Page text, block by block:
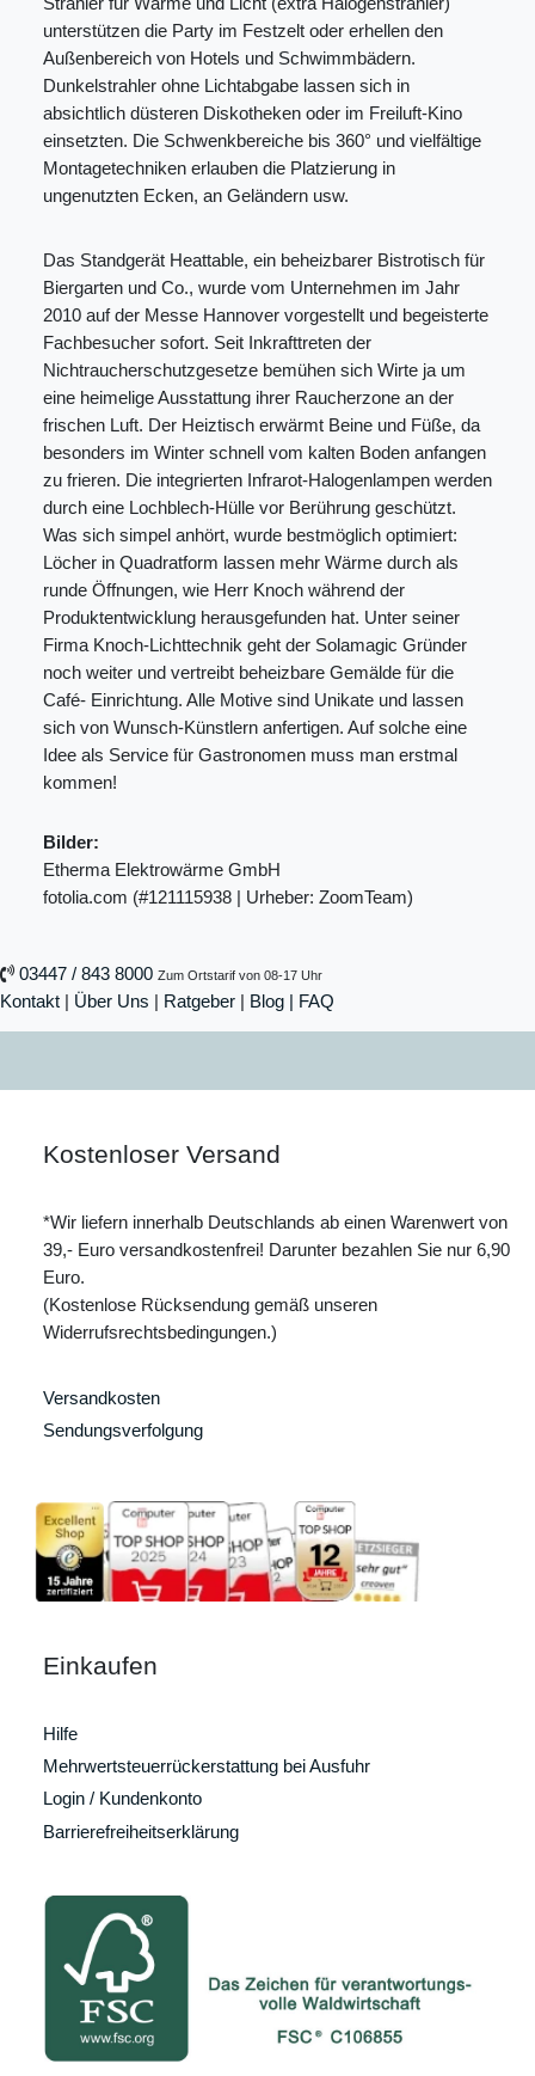
unterstützen die Party im Festzelt oder erhellen den
Außenbereich von Hotels und Schwimmbädern.
Dunkelstrahler ohne Lichtabgabe lassen sich in
absichtlich düsteren Diskotheken oder im Freiluft-Kino
einsetzten. Die Schwenkbereiche bis 360° und vielfältige
Montagetechniken erlauben die Platzierung in
ungenutzten Ecken, an Geländern usw.
Das Standgerät Heattable, ein beheizbarer Bistrotisch für
Biergarten und Co., wurde vom Unternehmen im Jahr
2010 auf der Messe Hannover vorgestellt und begeisterte
Fachbesucher sofort. Seit Inkrafttreten der
Nichtraucherschutzgesetze bemühen sich Wirte ja um
eine heimelige Ausstattung ihrer Raucherzone an der
frischen Luft. Der Heiztisch erwärmt Beine und Füße, da
besonders im Winter schnell vom kalten Boden anfangen
zu frieren. Die integrierten Infrarot-Halogenlampen werden
durch eine Lochblech-Hülle vor Berührung geschützt.
Was sich simpel anhört, wurde bestmöglich optimiert:
Löcher in Quadratform lassen mehr Wärme durch als
runde Öffnungen, wie Herr Knoch während der
Produktentwicklung herausgefunden hat. Unter seiner
Firma Knoch-Lichttechnik geht der Solamagic Gründer
noch weiter und vertreibt beheizbare Gemälde für die
Café- Einrichtung. Alle Motive sind Unikate und lassen
sich von Wunsch-Künstlern anfertigen. Auf solche eine
Idee als Service für Gastronomen muss man erstmal
kommen!
Bilder:
Etherma Elektrowärme GmbH
fotolia.com (#121115938 | Urheber: ZoomTeam)
03447 / 843 8000 Zum Ortstarif von 08-17 Uhr
Kontakt | Über Uns | Ratgeber | Blog | FAQ
Kostenloser Versand
*Wir liefern innerhalb Deutschlands ab einen Warenwert von
39,- Euro versandkostenfrei! Darunter bezahlen Sie nur 6,90
Euro.
(Kostenlose Rücksendung gemäß unseren
Widerrufsrechtsbedingungen.)
Versandkosten
Sendungsverfolgung
Einkaufen
Hilfe
Mehrwertsteuerrückerstattung bei Ausfuhr
Login / Kundenkonto
Barrierefreiheitserklärung